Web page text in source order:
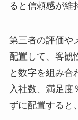
ると信頼感が維
第三者の評価や
配置して、客観
と数字を組み合
入社数、満足度
ずに配置すると